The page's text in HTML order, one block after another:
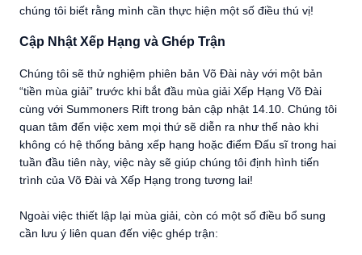
chúng tôi biết rằng mình cần thực hiện một số điều thú vị!
Cập Nhật Xếp Hạng và Ghép Trận
Chúng tôi sẽ thử nghiệm phiên bản Võ Đài này với một bản
“tiền mùa giải” trước khi bắt đầu mùa giải Xếp Hạng Võ Đài
cùng với Summoners Rift trong bản cập nhật 14.10. Chúng tôi
quan tâm đến việc xem mọi thứ sẽ diễn ra như thế nào khi
không có hệ thống bảng xếp hạng hoặc điểm Đấu sĩ trong hai
tuần đầu tiên này, việc này sẽ giúp chúng tôi định hình tiến
trình của Võ Đài và Xếp Hạng trong tương lai!
Ngoài việc thiết lập lại mùa giải, còn có một số điều bổ sung
cần lưu ý liên quan đến việc ghép trận: